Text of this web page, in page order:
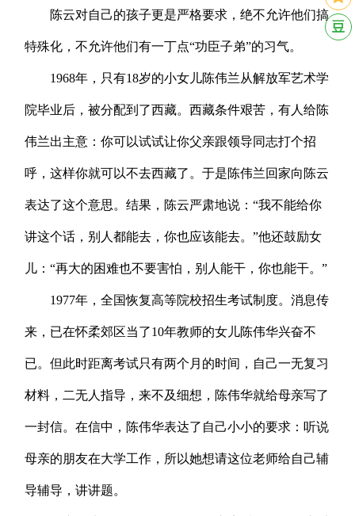
陈云对自己的孩子更是严格要求，绝不允许他们搞
特殊化，不允许他们有一丁点“功臣子弟”的习气。
1968年，只有18岁的小女儿陈伟兰从解放军艺术学
院毕业后，被分配到了西藏。西藏条件艰苦，有人给陈
伟兰出主意：你可以试试让你父亲跟领导同志打个招
呼，这样你就可以不去西藏了。于是陈伟兰回家向陈云
表达了这个意思。结果，陈云严肃地说：“我不能给你
讲这个话，别人都能去，你也应该能去。”他还鼓励女
儿：“再大的困难也不要害怕，别人能干，你也能干。”
1977年，全国恢复高等院校招生考试制度。消息传
来，已在怀柔郊区当了10年教师的女儿陈伟华兴奋不
已。但此时距离考试只有两个月的时间，自己一无复习
材料，二无人指导，来不及细想，陈伟华就给母亲写了
一封信。在信中，陈伟华表达了自己小小的要求：听说
母亲的朋友在大学工作，所以她想请这位老师给自己辅
导辅导，讲讲题。